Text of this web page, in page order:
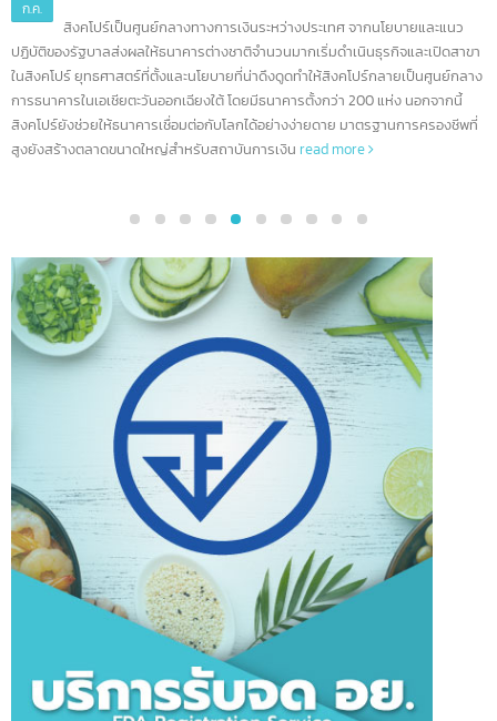
ก.ค.
5 ธนาคารชั้นนำในสิงคโปร์ และอีกมากกว่า 100
ธนาคาร
สิงคโปร์เป็นศูนย์กลางทางการเงินระหว่างประเทศ จากนโยบายและแนว
ปฏิบัติของรัฐบาลส่งผลให้ธนาคารต่างชาติจำนวนมากเริ่มดำเนินธุรกิจและเปิดสา
ในสิงคโปร์ ยุทธศาสตร์ที่ตั้งและนโยบายที่น่าดึงดูดทำให้สิงคโปร์กลายเป็นศูนย์กล
การธนาคารในเอเชียตะวันออกเฉียงใต้ โดยมีธนาคารตั้งกว่า 200 แห่ง นอกจากนี้
สูงยังสร้างตลาดขนาดใหญ่สำหรับสถาบันการเงินread more